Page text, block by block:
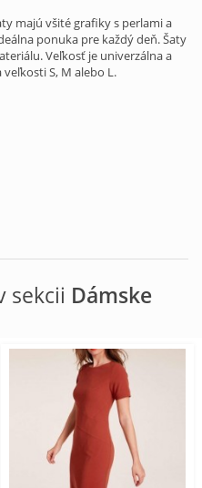
majú všité grafiky s perlami a
ponuka pre každý deň. Šaty
Veľkosť je univerzálna a
S, M alebo L.
sekcii Dámske